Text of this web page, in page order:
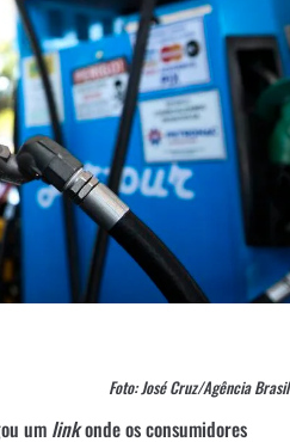
Foto: José Cruz/Agência Brasil
um linkonde os consumidores